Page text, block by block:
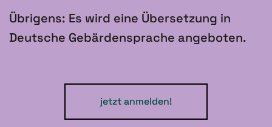
Übrigens: Es wird eine Übersetzung in
Deutsche Gebärdensprache angeboten.
jetzt anmelden!